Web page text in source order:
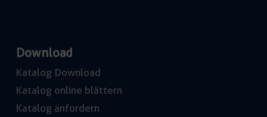
Download
Katalog Download
Katalog online blättern
Katalog anfordern